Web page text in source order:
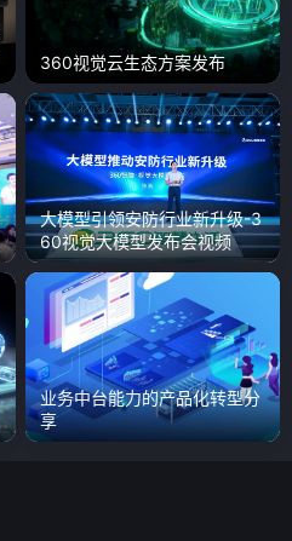
360视觉云生态方案发布
大模型引领安防行业新升级-3
60视觉大模型发布会视频
业务中台能力的产品化转型分
享